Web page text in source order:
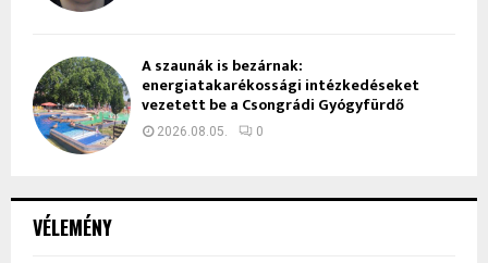
VÉLEMÉNY
A szaunák is bezárnak:
energiatakarékossági intézkedéseket
vezetett be a Csongrádi Gyógyfürdő
2026.08.05. 0